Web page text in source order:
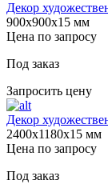
Декор
900х900х15 мм
Цена по запросу
Под заказ
Запросить цену
Декор
2400х1180х15 мм
Цена по запросу
Под заказ